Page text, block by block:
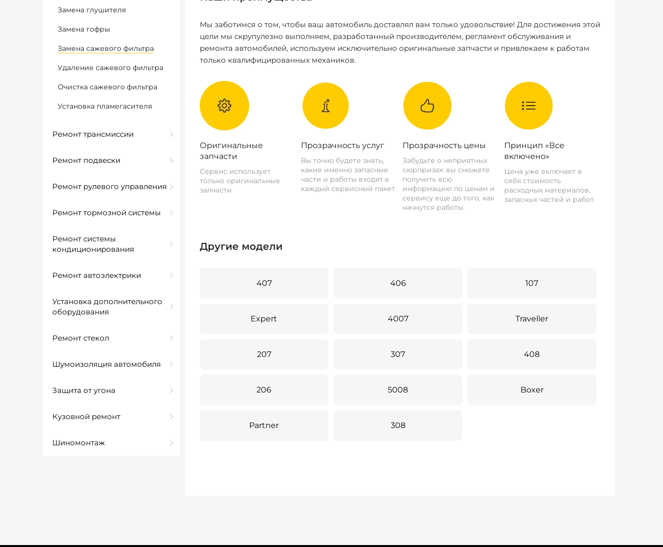
Замена глушителя
Замена гофры
Замена сажевого фильтра
Удаление сажевого фильтра
Очистка сажевого фильтра
Установка пламегасителя
Ремонт трансмиссии
Ремонт подвески
Ремонт рулевого управления
Ремонт тормозной системы
Ремонт системы
кондиционирования
Ремонт автоэлектрики
Установка дополнительного
оборудования
Ремонт стекол
Шумоизоляция автомобиля
Защита от угона
Кузовной ремонт
Шиномонтаж
Мы заботимся о том, чтобы ваш автомобиль доставлял вам только удовольствие! Для достижения этой
цели мы скрупулезно выполняем, разработанный производителем, регламент обслуживания и
ремонта автомобилей, используем исключительно оригинальные запчасти и привлекаем к работам
только квалифицированных механиков.
Оригинальные
запчасти
Сервис использует
только оригинальные
запчасти
Прозрачность услуг
Вы точно будете знать,
какие именно запасные
части и работы входят в
каждый сервисный пакет.
Прозрачность цены
Забудьте о неприятных
сюрпризах: вы сможете
получить всю
информацию по ценам и
сервису еще до того, как
начнутся работы.
Принцип «Все
включено»
Цена уже включает в
себя стоимость
расходных материалов,
запасных частей и работ.
Другие модели
407 406 107
Expert 4007 Traveller
207 307 408
206 5008 Boxer
Partner 308